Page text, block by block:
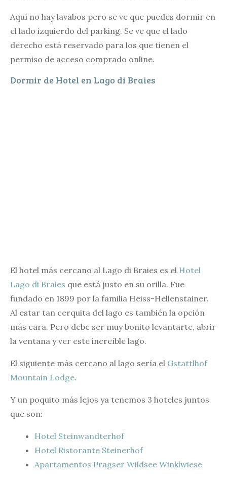
Aquí no hay lavabos pero se ve que puedes dormir en
el lado izquierdo del parking. Se ve que el lado
derecho está reservado para los que tienen el
permiso de acceso comprado online.
Dormir de Hotel en Lago di Braies
El hotel más cercano al Lago di Braies es el Hotel
Lago di Braies que está justo en su orilla. Fue
fundado en 1899 por la familia Heiss-Hellenstainer.
Al estar tan cerquita del lago es también la opción
más cara. Pero debe ser muy bonito levantarte, abrir
la ventana y ver este increíble lago.
El siguiente más cercano al lago sería el Gstattlhof
Mountain Lodge.
Y un poquito más lejos ya tenemos 3 hoteles juntos
que son:
Hotel Steinwandterhof
Hotel Ristorante Steinerhof
Apartamentos Pragser Wildsee Winklwiese